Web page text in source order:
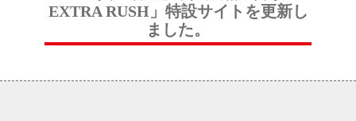
EXTRA RUSH」特設サイトを更新し
ました。